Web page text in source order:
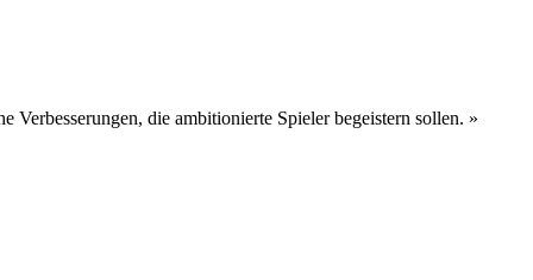
die ambitionierte Spieler begeistern sollen. »